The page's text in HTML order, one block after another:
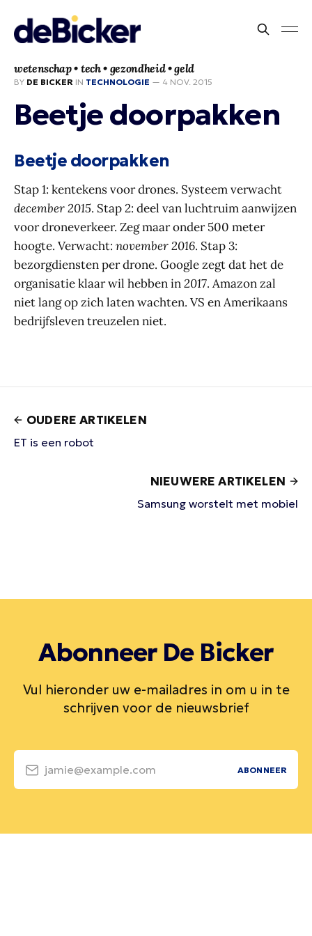
wetenschap • tech • gezondheid • geld
BY DE BICKER IN TECHNOLOGIE — 4 NOV. 2015
Beetje doorpakken
Beetje doorpakken
Stap 1: kentekens voor drones. Systeem verwacht
december 2015. Stap 2: deel van luchtruim aanwijzen
voor droneverkeer. Zeg maar onder 500 meter
hoogte. Verwacht: november 2016. Stap 3:
bezorgdiensten per drone. Google zegt dat het de
organisatie klaar wil hebben in2017. Amazon zal
niet lang op zich laten wachten. VS en Amerikaans
bedrijfsleven treuzelen niet.
OUDERE ARTIKELEN
ET is een robot
NIEUWERE ARTIKELEN
Samsung worstelt met mobiel
Abonneer De Bicker
Vul hieronder uw e-mailadres in om u in te
schrijven voor de nieuwsbrief
jamie@example.com ABONNEER